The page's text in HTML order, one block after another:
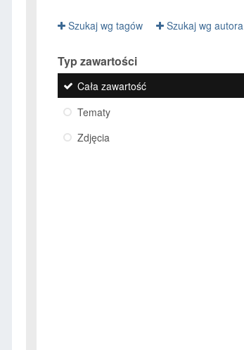
Szukaj wg tagów Szukaj wg autora
Typ zawartości
Cała zawartość
Tematy
Zdjęcia